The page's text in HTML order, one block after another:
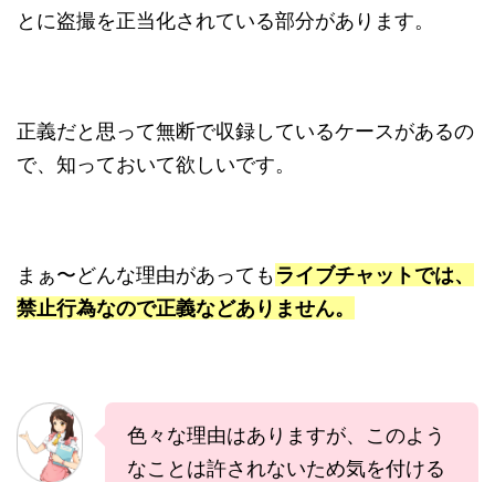
とに盗撮を正当化されている部分があります。
正義だと思って無断で収録しているケースがあるの
で、知っておいて欲しいです。
まぁ〜どんな理由があってもライブチャットでは、
禁止行為なので正義などありません。
色々な理由はありますが、このよう
なことは許されないため気を付ける